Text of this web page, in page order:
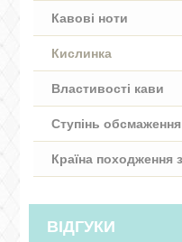
Кавові ноти
Кислинка
Властивості кави
Ступінь обсмаження
Країна походження
ВІДГУКИ